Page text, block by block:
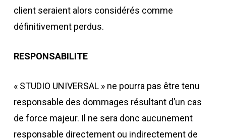
client seraient alors considérés comme
définitivement perdus.
RESPONSABILITE
« STUDIO UNIVERSAL » ne pourra pas être tenu
responsable des dommages résultant d’un cas
de force majeur. Il ne sera donc aucunement
responsable directement ou indirectement de